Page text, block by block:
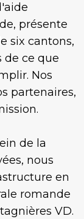
présente
six cantons,
de ce que
Nos
partenaires,
de la
nous
en
romande
VD.